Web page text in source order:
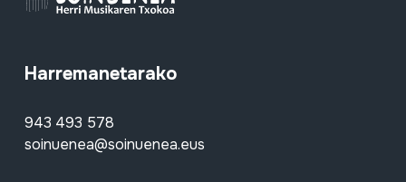
Harremanetarako
943 493 578
soinuenea@soinuenea.eus